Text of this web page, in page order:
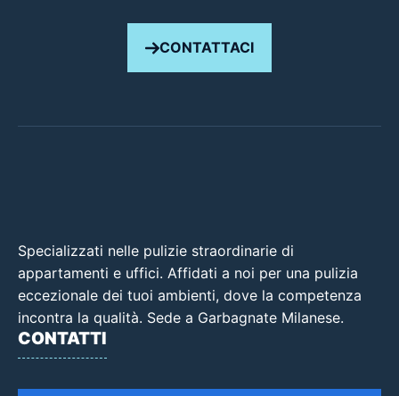
CONTATTACI
Specializzati nelle pulizie straordinarie di
appartamenti e uffici. Affidati a noi per una pulizia
eccezionale dei tuoi ambienti, dove la competenza
incontra la qualità. Sede a Garbagnate Milanese.
CONTATTI